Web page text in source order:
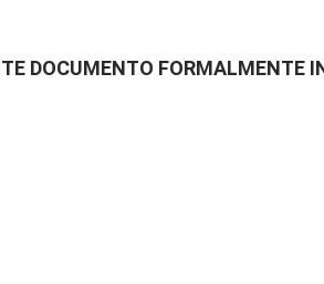
DOCUMENTO FORMALMENTE